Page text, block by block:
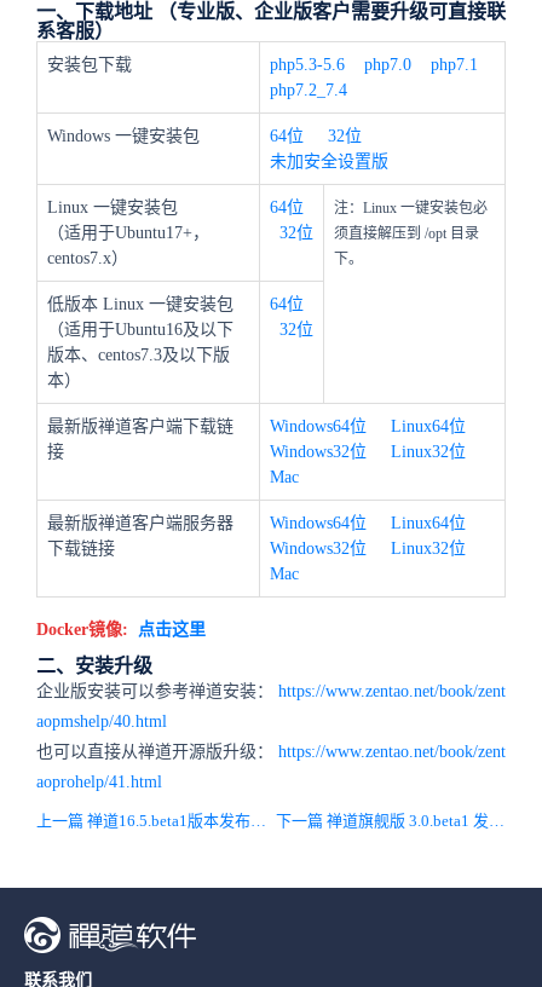
一、下载地址 （专业版、企业版客户需要升级可直接联
系客服）
安装包下载 php5.3-5.6 php7.0
php7.1
php7.2_7.4
Windows 一键安装包 64位
32位
未加安全设置版
Linux 一键安装包
（适用于Ubuntu17+，
centos7.x）
64位
32位
注：Linux 一键安装包必
须直接解压到 /opt 目录
下。
低版本 Linux 一键安装包
（适用于Ubuntu16及以下
版本、centos7.3及以下版
本）
64位
32位
最新版禅道客户端下载链
接
Windows64位
Linux64位
Windows32位
Linux32位
Mac
最新版禅道客户端服务器
下载链接
Windows64位
Linux64位
Windows32位
Linux32位
Mac
Docker镜像: 点击这里
二、安装升级
企业版安装可以参考禅道安装： https://www.zentao.net/book/zent
aopmshelp/40.html
也可以直接从禅道开源版升级： https://www.zentao.net/book/zent
aoprohelp/41.html
上一篇 禅道16.5.beta1版本发布！增加了界面概念，内置界面切换功能 下一篇 禅道旗舰版 3.0.beta1 发布！增加了界面概念，内置界面切换功能
联系我们